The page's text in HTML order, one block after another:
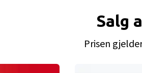
Salg
Prisen